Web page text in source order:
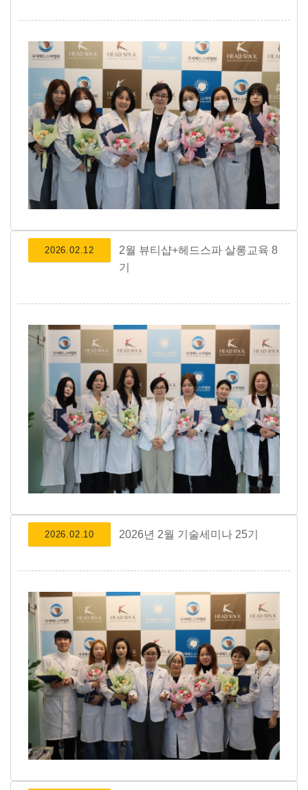
2026.02.12
2월 뷰티샵+헤드스파 살롱교육 8
기
2026.02.10 2026년 2월 기술세미나 25기